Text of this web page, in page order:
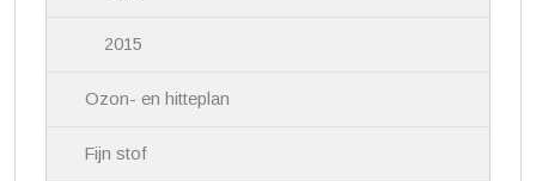
2015
Ozon- en hitteplan
Fijn stof